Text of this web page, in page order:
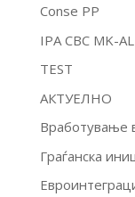
Conse PP
IPA CBC MK-AL
TEST
АКТУЕЛНО
Вработување
Граѓанска